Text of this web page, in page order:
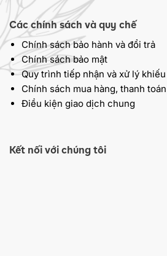
Các chính sách và quy chế
Chính sách bảo hành và đổi trả
Chính sách bảo mật
Quy trình tiếp nhận và xử lý khiếu
Chính sách mua hàng, thanh
Điều kiện giao dịch chung
Kết nối với chúng tôi